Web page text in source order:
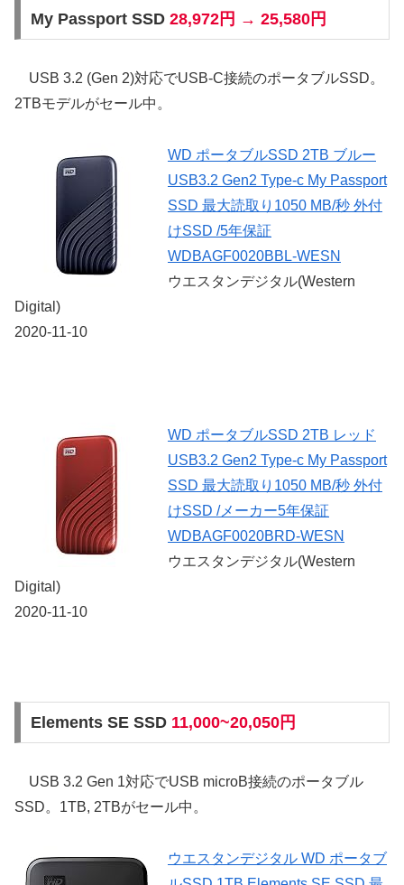
My Passport SSD 28,972円 → 25,580円
USB 3.2 (Gen 2)対応でUSB-C接続のポータブルSSD。
2TBモデルがセール中。
WD ポータブルSSD 2TB ブルー
USB3.2 Gen2 Type-c My Passport
SSD 最大読取り1050 MB/秒 外付
けSSD /5年保証
WDBAGF0020BBL-WESN
ウエスタンデジタル(Western
Digital)
2020-11-10
WD ポータブルSSD 2TB レッド
USB3.2 Gen2 Type-c My Passport
SSD 最大読取り1050 MB/秒 外付
けSSD /メーカー5年保証
WDBAGF0020BRD-WESN
ウエスタンデジタル(Western
Digital)
2020-11-10
Elements SE SSD 11,000~20,050円
USB 3.2 Gen 1対応でUSB microB接続のポータブル
SSD。1TB, 2TBがセール中。
ウエスタンデジタル WD ポータブ